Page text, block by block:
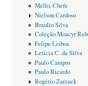
Mello, Chefe
Nielson Cardoso
Braulio Silva
Coleção Moacyr
Felipe Lisboa
Letícia C. da Silva
Paulo Campos
Paulo Ricardo
Rogério Zarzuck